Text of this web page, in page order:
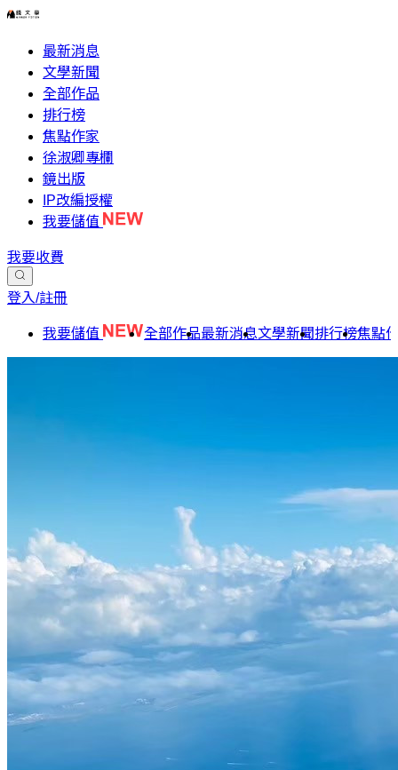
最新消息
文學新聞
全部作品
排行榜
焦點作家
徐淑卿專欄
鏡出版
IP改編授權
我要儲值
我要收費
登入/註冊
我要儲值 全部作品最新消息文學新聞排行榜焦點